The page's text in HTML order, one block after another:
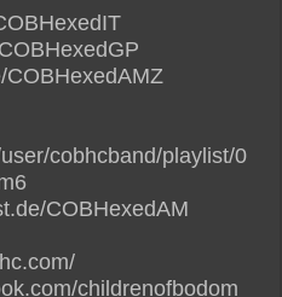
cobhcband/playlist/0
COBHexedAM
childrenofbodom